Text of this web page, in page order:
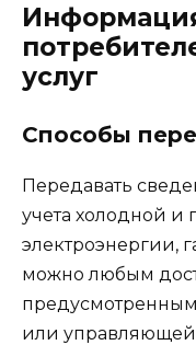
услуг
Способы
Передавать
учета холодной и
электроэнергии,
можно любым
или